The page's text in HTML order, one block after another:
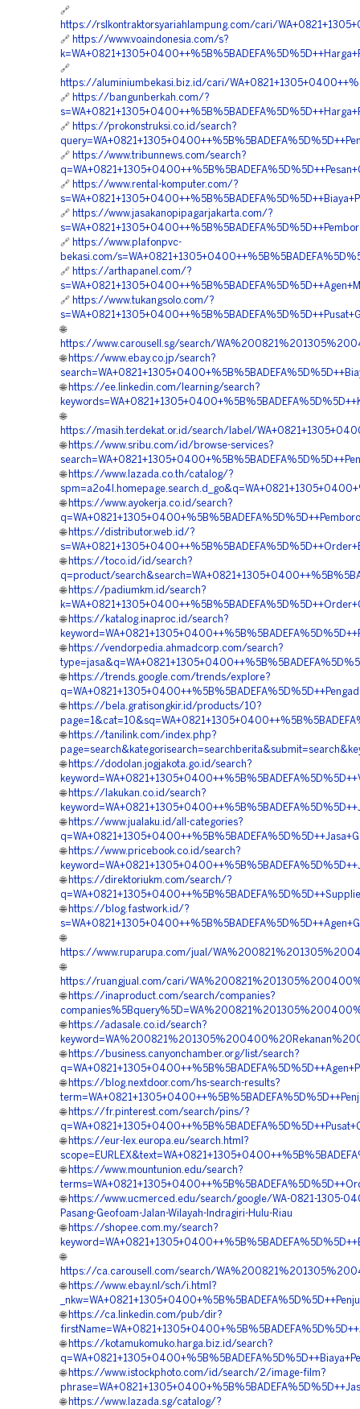
🔗
https://rslkontraktorsyariahlampung.com/cari/
🔗 https://www.voaindonesia.com/s?
🔗
https://aluminiumbekasi.biz.id/cari/
🔗 https://bangunberkah.com/?
🔗 https://prokonstruksi.co.id/search?
🔗 https://www.tribunnews.com/search?
🔗 https://www.rental-komputer.com/?
🔗 https://www.jasakanopipagarjakarta.com/?
🔗 https://www.plafonpvc-
bekasi.com/
🔗 https://arthapanel.com/?
🔗 https://www.tukangsolo.com/?
🌐
https://www.carousell.sg/search/
🌐 https://www.ebay.co.jp/search?
🌐 https://ee.linkedin.com/learning/search?
🌐
https://masih.terdekat.or.id/search/label/
🌐 https://www.sribu.com/id/browse-services?
🌐 https://www.lazada.co.th/catalog/?
🌐 https://www.ayokerja.co.id/search?
🌐 https://distributor.web.id/?
🌐 https://toco.id/id/search?
q=product/
🌐 https://padiumkm.id/search?
🌐 https://katalog.inaproc.id/search?
🌐 https://vendorpedia.ahmadcorp.com/search?
🌐 https://trends.google.com/trends/explore?
🌐 https://bela.gratisongkir.id/products/10?
🌐 https://tanilink.com/index.php?
🌐 https://dodolan.jogjakota.go.id/search?
🌐 https://lakukan.co.id/search?
🌐 https://www.jualaku.id/all-categories?
🌐 https://www.pricebook.co.id/search?
🌐 https://direktoriukm.com/search/?
🌐 https://blog.fastwork.id/?
🌐
https://www.ruparupa.com/jual/
🌐
https://ruangjual.com/cari/
🌐 https://inaproduct.com/search/companies?
🌐 https://adasale.co.id/search?
🌐 https://business.canyonchamber.org/list/search?
🌐 https://blog.nextdoor.com/hs-search-results?
🌐 https://fr.pinterest.com/search/pins/?
🌐 https://eur-lex.europa.eu/search.html?
🌐 https://www.mountunion.edu/search?
🌐 https://www.ucmerced.edu/search/google/WA-0821-1305-
Pasang-Geofoam-Jalan-Wilayah-Indragiri-Hulu-Riau
🌐 https://shopee.com.my/search?
🌐
https://ca.carousell.com/search/
🌐 https://www.ebay.nl/sch/i.html?
🌐 https://ca.linkedin.com/pub/dir?
🌐 https://kotamukomuko.harga.biz.id/search?
🌐 https://www.istockphoto.com/id/search/2/image-film?
🌐 https://www.lazada.sg/catalog/?